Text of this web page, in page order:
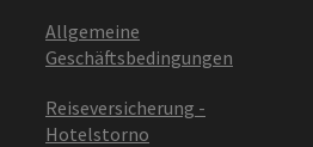
Allgemeine
Geschäftsbedingungen
Reiseversicherung -
Hotelstorno